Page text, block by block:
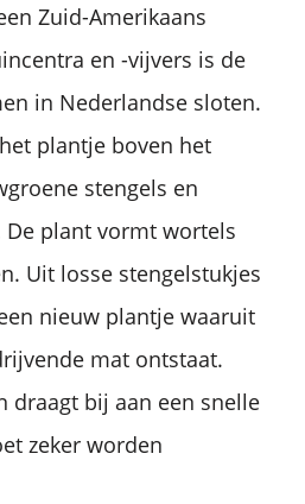
Zuid-Amerikaans
en -vijvers is de
in Nederlandse sloten.
plantje boven het
stengels en
De plant vormt wortels
Uit losse stengelstukjes
nieuw plantje waaruit
mat ontstaat.
draagt bij aan een snelle
zeker worden